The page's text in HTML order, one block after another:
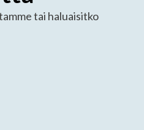
tai haluaisitko